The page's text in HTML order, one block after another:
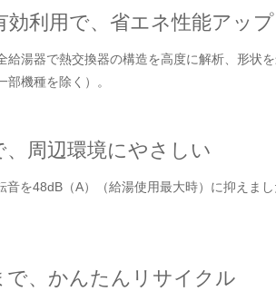
効利用で、省エネ性能アップ
給湯器で熱交換器の構造を高度に解析、形状
機種を除く）。
周辺環境にやさしい
音を48dB（A）（給湯使用最大時）に抑えま
で、かんたんリサイクル